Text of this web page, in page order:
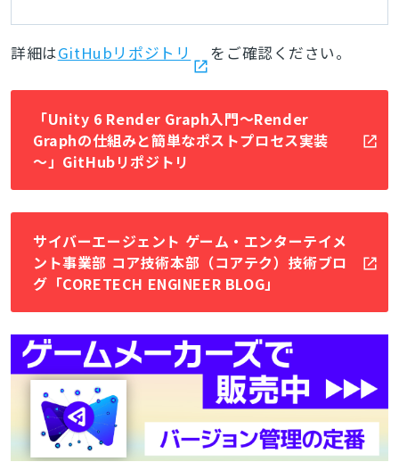
が紹介記事を公開
詳細はGitHubリポジトリ をご確認ください。
「Unity 6 Render Graph入門～Render
Graphの仕組みと簡単なポストプロセス実装
～」GitHubリポジトリ
サイバーエージェント ゲーム・エンターテイメ
ント事業部 コア技術本部（コアテク）技術ブロ
グ「CORETECH ENGINEER BLOG」